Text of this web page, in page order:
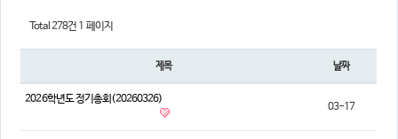
자유게시판 건의사항
Total 278건 1 페이지
제목 날짜
2026학년도 정기총회(20260326)
03-17